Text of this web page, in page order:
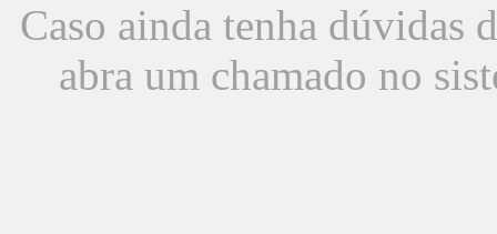
Caso ainda tenha dúvidas
abra um chamado no